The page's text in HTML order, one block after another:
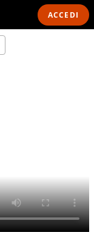
ACCEDI